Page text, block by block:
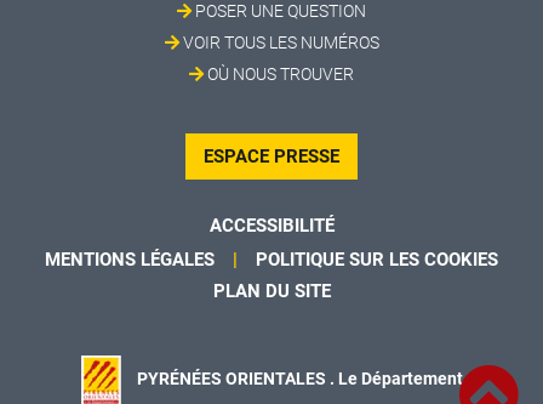
POSER UNE QUESTION
VOIR TOUS LES NUMÉROS
OÙ NOUS TROUVER
ESPACE PRESSE
ACCESSIBILITÉ
MENTIONS LÉGALES
POLITIQUE SUR LES COOKIES
PLAN DU SITE
PYRÉNÉES ORIENTALES . Le Département